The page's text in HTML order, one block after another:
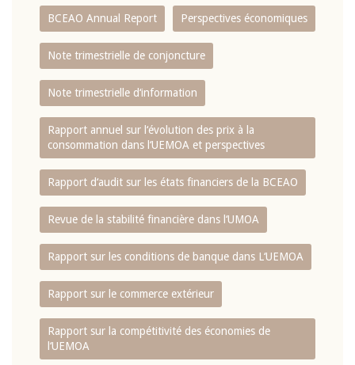
BCEAO Annual Report Perspectives économiques
Note trimestrielle de conjoncture
Note trimestrielle d‘information
Rapport annuel sur l‘évolution des prix à la
consommation dans l‘UEMOA et perspectives
Rapport d‘audit sur les états financiers de la BCEAO
Revue de la stabilité financière dans l‘UMOA
Rapport sur les conditions de banque dans L‘UEMOA
Rapport sur le commerce extérieur
Rapport sur la compétitivité des économies de
l‘UEMOA